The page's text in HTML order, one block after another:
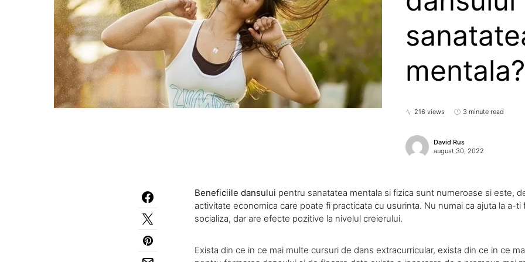
mentala?
216 views 3 minute read
David Rus
august 30, 2022
Beneficiile dansului pentru sanatatea mentala si fizica sunt numeroase si este,
activitate economica care poate fi practicata cu usurinta. Nu numai ca ajuta la a-ti
socializa, dar are efecte pozitive la nivelul creierului.
Exista din ce in ce mai multe cursuri de dans extracurricular, exista din ce in ce